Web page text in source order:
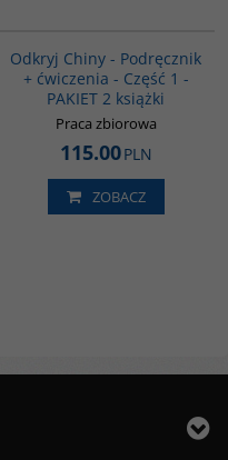
Odkryj Chiny - Podręcznik
+ ćwiczenia - Część 1 -
PAKIET 2 książki
Praca zbiorowa
115.00PLN
ZOBACZ